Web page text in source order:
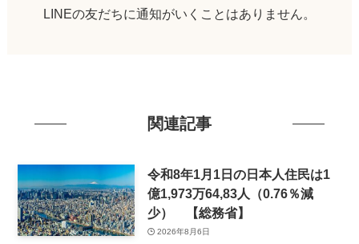
LINEの友だちに通知がいくことはありません。
関連記事
令和8年1月1日の日本人住民は1
億1,973万64,83人（0.76％減
少） 【総務省】
2026年8月6日